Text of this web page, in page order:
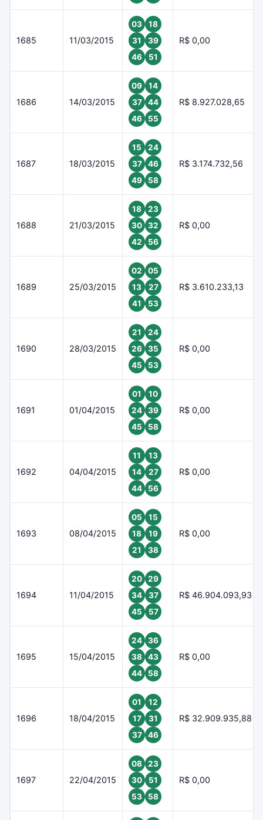
1685 11/03/2015
03
18
31
39
46
51
R$ 0,00
1686 14/03/2015
09
14
37
44
46
55
R$ 8.927.028,65
1687 18/03/2015
15
24
37
46
49
58
R$ 3.174.732,56
1688 21/03/2015
18
23
30
32
42
56
R$ 0,00
1689 25/03/2015
02
05
13
27
41
53
R$ 3.610.233,13
1690 28/03/2015
21
24
26
35
45
53
R$ 0,00
1691 01/04/2015
01
10
24
39
45
58
R$ 0,00
1692 04/04/2015
11
13
14
27
44
56
R$ 0,00
1693 08/04/2015
05
15
18
19
21
38
R$ 0,00
1694 11/04/2015
20
29
34
37
45
57
R$ 46.904.093,93
1695 15/04/2015
24
36
38
43
44
58
R$ 0,00
1696 18/04/2015
01
12
17
31
37
46
R$ 32.909.935,88
1697 22/04/2015
08
23
30
51
53
58
R$ 0,00